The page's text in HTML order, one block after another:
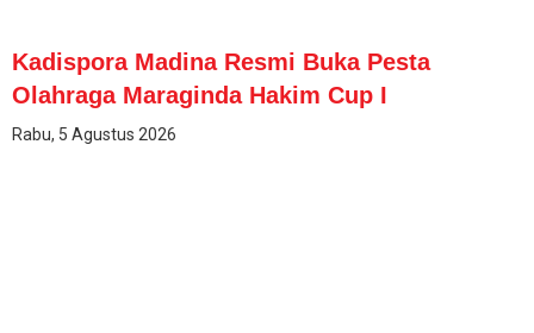
Kadispora Madina Resmi Buka Pesta
Olahraga Maraginda Hakim Cup I
Rabu, 5 Agustus 2026